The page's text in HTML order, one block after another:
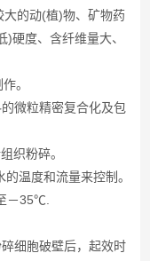
的动(植)物、矿物药
硬度、含纤维量大、
。
微粒精密复合化及包
织粉碎。
温度和流量来控制。
－35℃.
细胞破壁后，起效时